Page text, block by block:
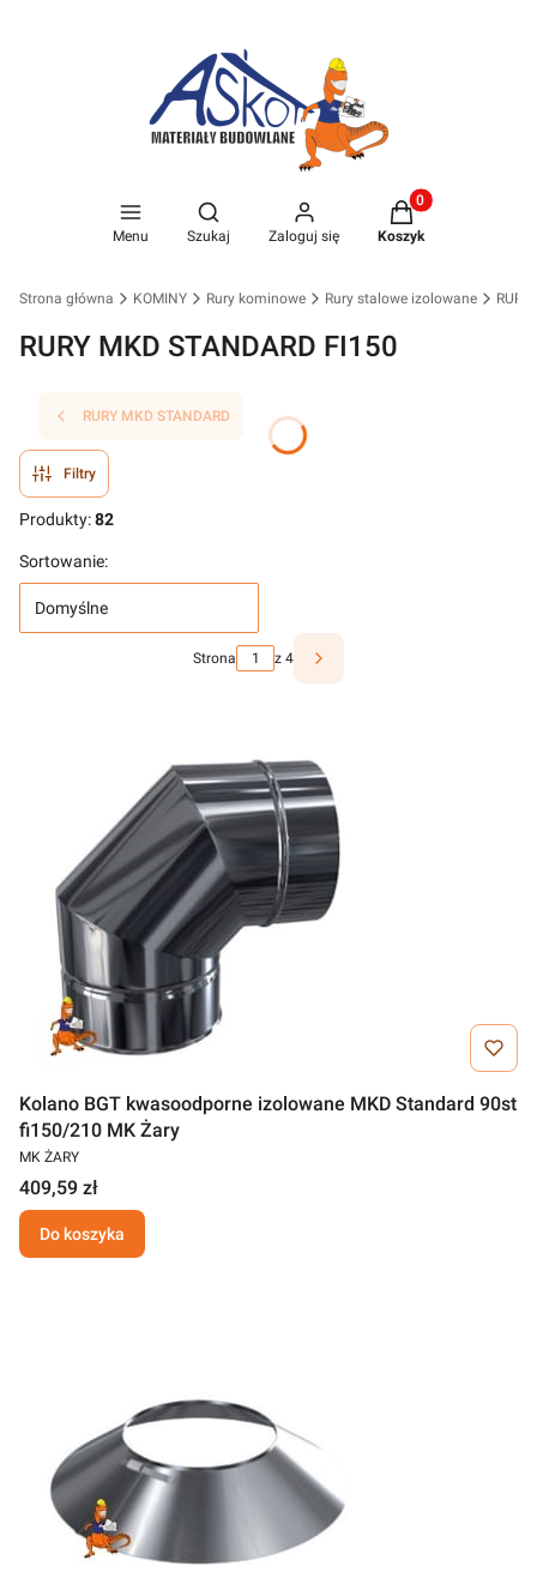
Menu
Otwórz wyszukiwarkę
Szukaj Zaloguj się
Produkty w
Koszyk
Strona główna KOMINY Rury kominowe Rury stalowe izolowane
RURY MKD STANDARD FI150
RURY MKD STANDARD
Filtry
Produkty:82
Sortowanie:
Domyślne
Strona z 4
Kolano BGT kwasoodporne izolowane MKD Standard 90st
fi150/210 MK Żary
MK ŻARY
409,59 zł
Do koszyka